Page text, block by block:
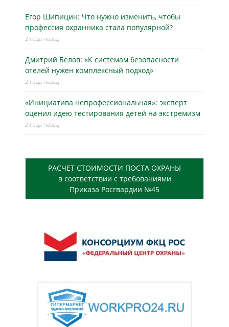
Егор Шипицин: Что нужно изменить, чтобы
профессия охранника стала популярной?
2 года назад
Дмитрий Белов: «К системам безопасности
отелей нужен комплексный подход»
2 года назад
«Инициатива непрофессиональная»: эксперт
оценил идею тестирования детей на экстремизм
2 года назад
РАСЧЕТ СТОИМОСТИ ПОСТА ОХРАНЫ
в соответствии с требованиями
Приказа Росгвардии №45